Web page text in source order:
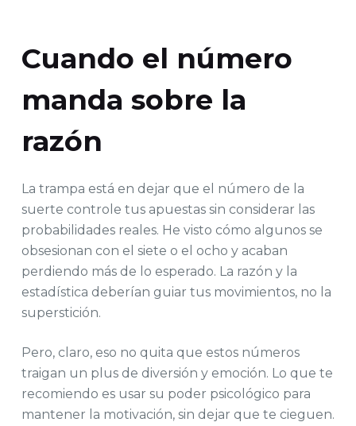
Cuando el número
manda sobre la
razón
La trampa está en dejar que el número de la
suerte controle tus apuestas sin considerar las
probabilidades reales. He visto cómo algunos se
obsesionan con el siete o el ocho y acaban
perdiendo más de lo esperado. La razón y la
estadística deberían guiar tus movimientos, no la
superstición.
Pero, claro, eso no quita que estos números
traigan un plus de diversión y emoción. Lo que te
recomiendo es usar su poder psicológico para
mantener la motivación, sin dejar que te cieguen.